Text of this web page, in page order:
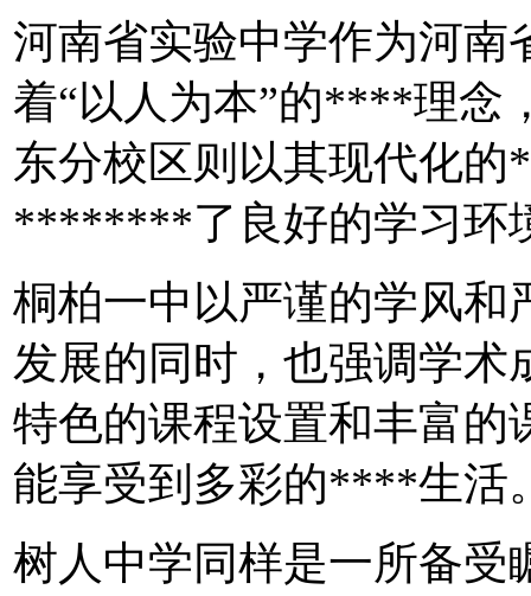
河南省实验中学作为河南
着“以人为本”的****理念
东分校区则以其现代化
********了良好的学习环
桐柏一中以严谨的学风
发展的同时，也强调学术
特色的课程设置和丰富
能享受到多彩的****生活
树人中学同样是一所备